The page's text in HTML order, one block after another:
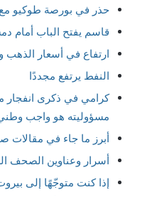
حذر في بورصة طوكيو
قاسم يفتح الباب أمام
ارتفاع في أسعار الذهب
النفط يرتفع مجددًا
كرامي في ذكرى انفجار
مسؤوليته هو واجب
أبرز ما جاء في مقالات
أسرار وعناوين الصحف
إذا كنت متوجّهًا إلى